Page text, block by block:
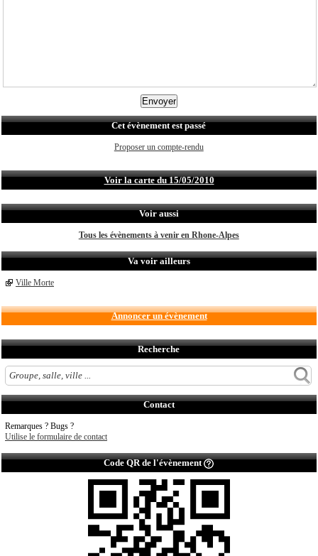
Cet évènement est passé
Proposer un compte-rendu
Voir la carte du 15/05/2010
Voir aussi
Tous les évènements à venir en Rhone-Alpes
Va voir ailleurs
Ville Morte
Annoncer un évènement
Recherche
Contact
Remarques ? Bugs ?
Utilise le formulaire de contact
Code QR de l'évènement